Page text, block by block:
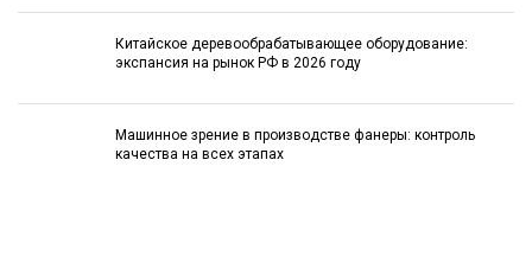
Китайское деревообрабатывающее оборудование:
экспансия на рынок РФ в 2026 году
Машинное зрение в производстве фанеры: контроль
качества на всех этапах